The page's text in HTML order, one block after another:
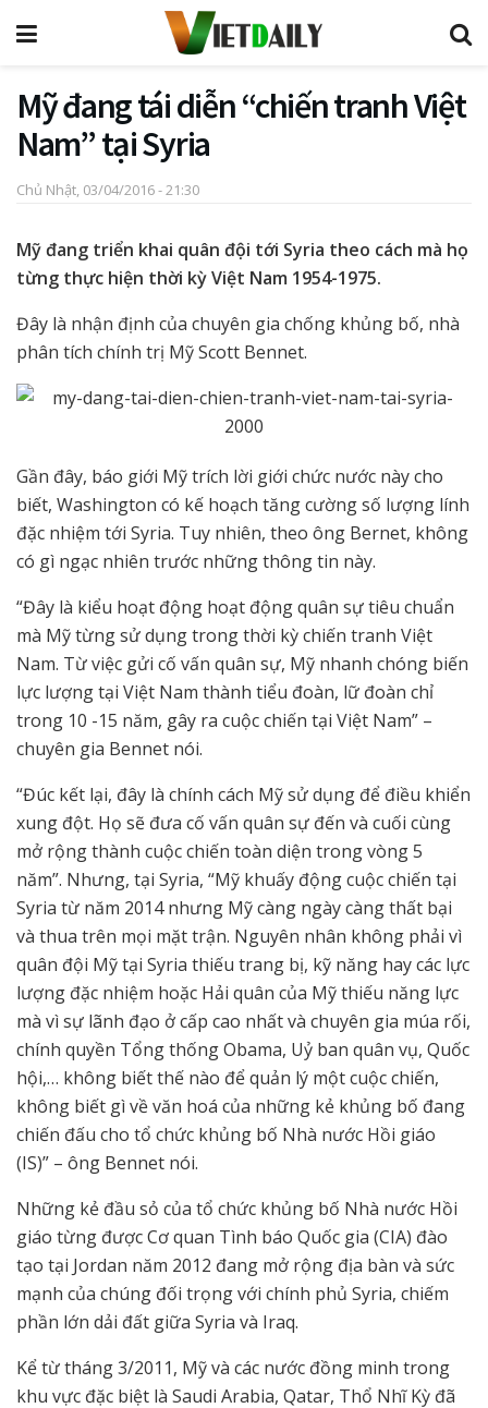
Mỹ đang tái diễn “chiến tranh Việt
Nam” tại Syria
Chủ Nhật, 03/04/2016 - 21:30
Mỹ đang triển khai quân đội tới Syria theo cách mà họ
từng thực hiện thời kỳ Việt Nam 1954-1975.
Đây là nhận định của chuyên gia chống khủng bố, nhà
phân tích chính trị Mỹ Scott Bennet.
Gần đây, báo giới Mỹ trích lời giới chức nước này cho
biết, Washington có kế hoạch tăng cường số lượng lính
đặc nhiệm tới Syria. Tuy nhiên, theo ông Bernet, không
có gì ngạc nhiên trước những thông tin này.
“Đây là kiểu hoạt động hoạt động quân sự tiêu chuẩn
mà Mỹ từng sử dụng trong thời kỳ chiến tranh Việt
Nam. Từ việc gửi cố vấn quân sự, Mỹ nhanh chóng biến
lực lượng tại Việt Nam thành tiểu đoàn, lữ đoàn chỉ
trong 10 -15 năm, gây ra cuộc chiến tại Việt Nam” –
chuyên gia Bennet nói.
“Đúc kết lại, đây là chính cách Mỹ sử dụng để điều khiển
xung đột. Họ sẽ đưa cố vấn quân sự đến và cuối cùng
mở rộng thành cuộc chiến toàn diện trong vòng 5
năm”. Nhưng, tại Syria, “Mỹ khuấy động cuộc chiến tại
Syria từ năm 2014 nhưng Mỹ càng ngày càng thất bại
và thua trên mọi mặt trận. Nguyên nhân không phải vì
quân đội Mỹ tại Syria thiếu trang bị, kỹ năng hay các lực
lượng đặc nhiệm hoặc Hải quân của Mỹ thiếu năng lực
mà vì sự lãnh đạo ở cấp cao nhất và chuyên gia múa rối,
chính quyền Tổng thống Obama, Uỷ ban quân vụ, Quốc
hội,… không biết thế nào để quản lý một cuộc chiến,
không biết gì về văn hoá của những kẻ khủng bố đang
chiến đấu cho tổ chức khủng bố Nhà nước Hồi giáo
(IS)” – ông Bennet nói.
Những kẻ đầu sỏ của tổ chức khủng bố Nhà nước Hồi
giáo từng được Cơ quan Tình báo Quốc gia (CIA) đào
tạo tại Jordan năm 2012 đang mở rộng địa bàn và sức
mạnh của chúng đối trọng với chính phủ Syria, chiếm
phần lớn dải đất giữa Syria và Iraq.
Kể từ tháng 3/2011, Mỹ và các nước đồng minh trong
khu vực đặc biệt là Saudi Arabia, Qatar, Thổ Nhĩ Kỳ đã